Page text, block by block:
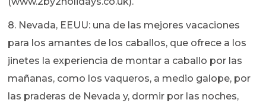
8. Nevada, EEUU: una de las mejores vacaciones
para los amantes de los caballos, que ofrece a los
jinetes la experiencia de montar a caballo por las
mañanas, como los vaqueros, a medio galope, por
las praderas de Nevada y, dormir por las noches,